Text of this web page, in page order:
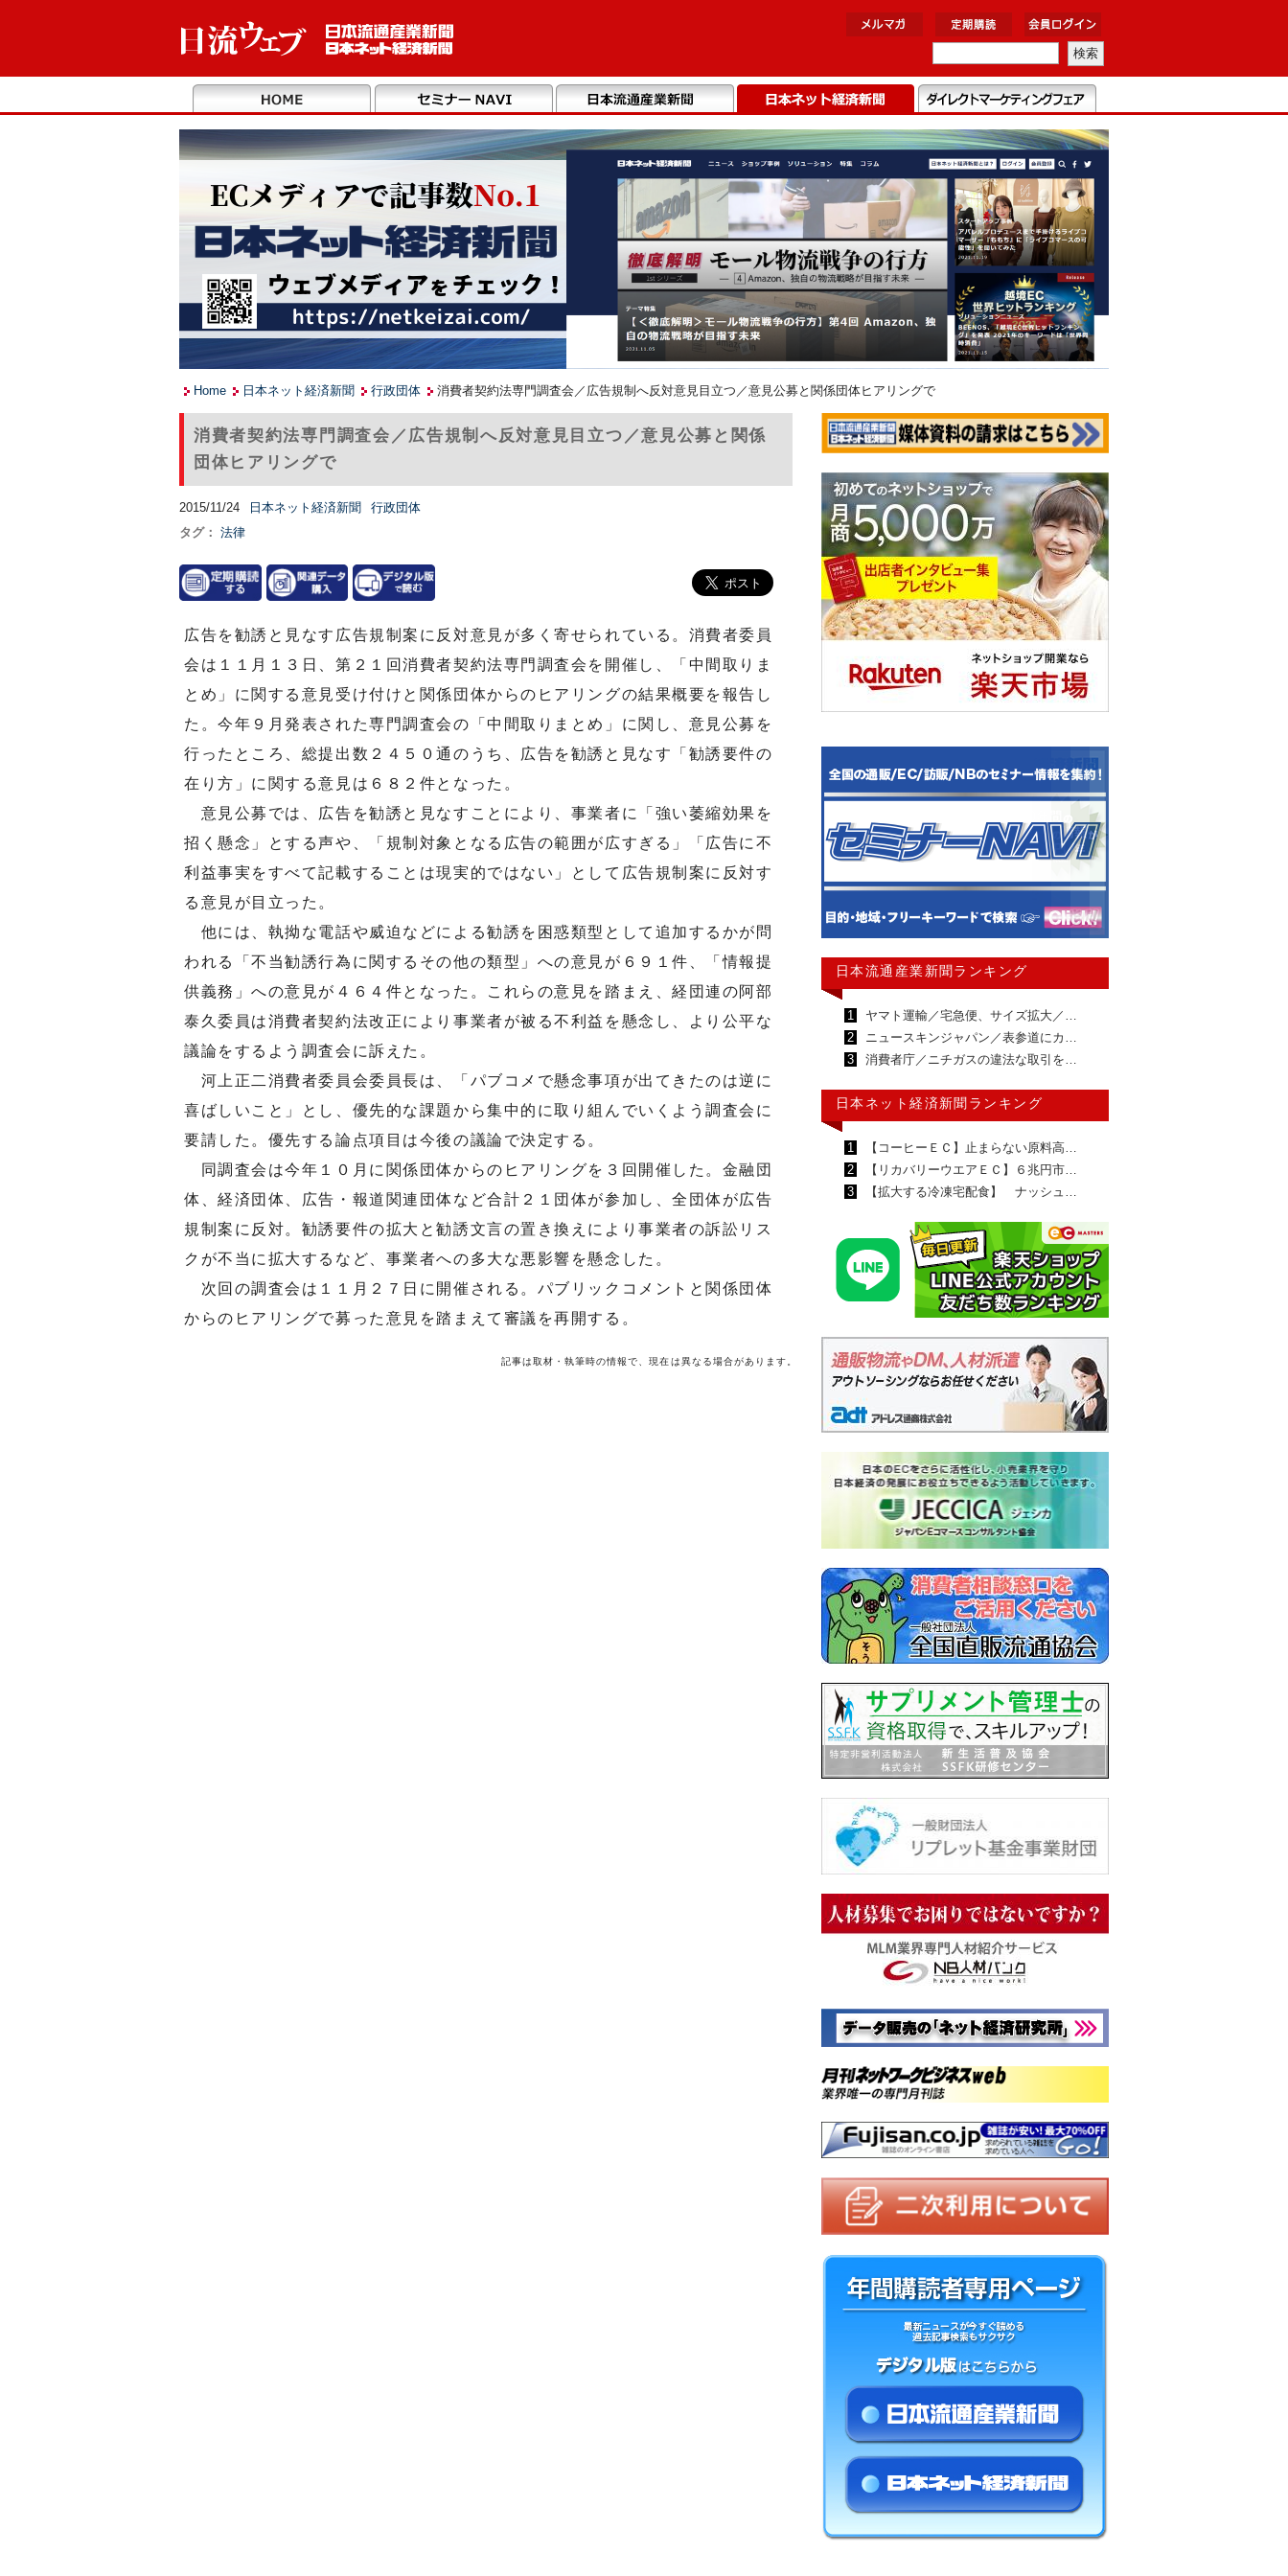
Home 日本ネット経済新聞 行政団体 消費者契約法専門調査会／広告規制へ反対意見目立つ／意見公募と関係団体ヒアリングで
消費者契約法専門調査会／広告規制へ反対意見目立つ／意見公募と関係
団体ヒアリングで
2015/11/24 日本ネット経済新聞
行政団体
タグ： 法律
広告を勧誘と見なす広告規制案に反対意見が多く寄せられている。消費者委員
会は１１月１３日、第２１回消費者契約法専門調査会を開催し、「中間取りま
とめ」に関する意見受け付けと関係団体からのヒアリングの結果概要を報告し
た。今年９月発表された専門調査会の「中間取りまとめ」に関し、意見公募を
行ったところ、総提出数２４５０通のうち、広告を勧誘と見なす「勧誘要件の
在り方」に関する意見は６８２件となった。
意見公募では、広告を勧誘と見なすことにより、事業者に「強い萎縮効果を
招く懸念」とする声や、「規制対象となる広告の範囲が広すぎる」「広告に不
利益事実をすべて記載することは現実的ではない」として広告規制案に反対す
る意見が目立った。
他には、執拗な電話や威迫などによる勧誘を困惑類型として追加するかが問
われる「不当勧誘行為に関するその他の類型」への意見が６９１件、「情報提
供義務」への意見が４６４件となった。これらの意見を踏まえ、経団連の阿部
泰久委員は消費者契約法改正により事業者が被る不利益を懸念し、より公平な
議論をするよう調査会に訴えた。
河上正二消費者委員会委員長は、「パブコメで懸念事項が出てきたのは逆に
喜ばしいこと」とし、優先的な課題から集中的に取り組んでいくよう調査会に
要請した。優先する論点項目は今後の議論で決定する。
同調査会は今年１０月に関係団体からのヒアリングを３回開催した。金融団
体、経済団体、広告・報道関連団体など合計２１団体が参加し、全団体が広告
規制案に反対。勧誘要件の拡大と勧誘文言の置き換えにより事業者の訴訟リス
クが不当に拡大するなど、事業者への多大な悪影響を懸念した。
次回の調査会は１１月２７日に開催される。パブリックコメントと関係団体
からのヒアリングで募った意見を踏まえて審議を再開する。
記事は取材・執筆時の情報で、現在は異なる場合があります。
日本流通産業新聞ランキング
1
ヤマト運輸／宅急便、サイズ拡大／…
2
ニュースキンジャパン／表参道にカ…
3
消費者庁／ニチガスの違法な取引を…
日本ネット経済新聞ランキング
1
【コーヒーＥＣ】止まらない原料高…
2
【リカバリーウエアＥＣ】６兆円市…
3
【拡大する冷凍宅配食】 ナッシュ…